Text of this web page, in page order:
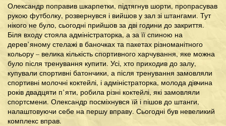
Олександр поправив шкарпетки, підтягнув шорти, пропрасував
рукою футболку, розвернувся і вийшов у зал зі штангами. Тут
нікого не було, сьогодні прийшов за дві години до закриття.
Біля входу стояла адміністраторка, а за її спиною на
дерев’яному стелажі в баночках та пакетах різноманітного
кольору – велика кількість спортивного харчування, яке можна
було після тренування купити. Усі, хто приходив до залу,
купували спортивні батончики, а після тренування замовляли
спортивні молочні коктейлі, і адміністраторка, молода дівчина
років двадцяти п’яти, робила різні коктейлі, які замовляли
спортсмени. Олександр посміхнувся їй і пішов до штанги,
налаштовуючи себе на першу вправу. Сьогодні був невеликий
комплекс вправ.